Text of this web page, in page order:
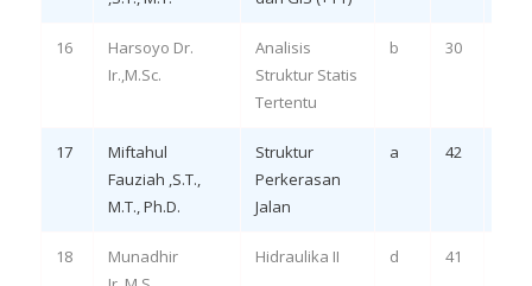
16
Harsoyo Dr.
Ir.,M.Sc.
Analisis
Struktur Statis
Tertentu
b 30
17
Miftahul
Fauziah ,S.T.,
M.T., Ph.D.
Struktur
Perkerasan
Jalan
a 42
18
Munadhir
Hidraulika II d 41